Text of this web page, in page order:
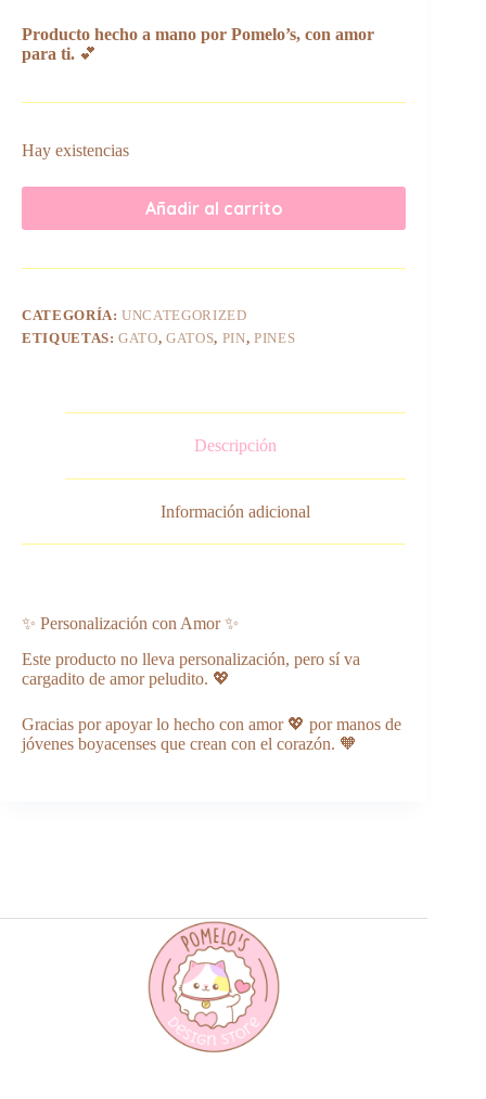
Producto hecho a mano por Pomelo’s, con amor
para ti. 💕
Hay existencias
Añadir al carrito
CATEGORÍA:UNCATEGORIZED
ETIQUETAS:GATO,GATOS, PIN, PINES
Descripción
Información adicional
✨ Personalización con Amor ✨
Este producto no lleva personalización, pero sí va
cargadito de amor peludito. 💖
Gracias por apoyar lo hecho con amor 💖 por manos de
jóvenes boyacenses que crean con el corazón. 🧡